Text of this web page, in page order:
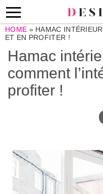
HOME » HAMAC
ET EN PROFITER !
Hamac
comment
profiter !